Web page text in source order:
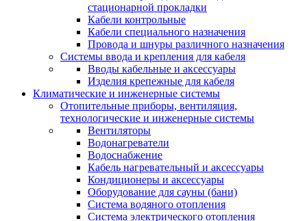
стационарной прокладки
Кабели контрольные
Кабели специального назначения
Провода и шнуры различного назначения
Системы ввода и крепления для кабеля
Вводы кабельные и аксессуары
Изделия крепежные для кабеля
Климатические и инженерные системы
Отопительные приборы, вентиляция,
технологические и инженерные системы
Вентиляторы
Водонагреватели
Водоснабжение
Кабель нагревательный и аксессуары
Кондиционеры и аксессуары
Оборудование для сауны (бани)
Система водяного отопления
Система электрического отопления